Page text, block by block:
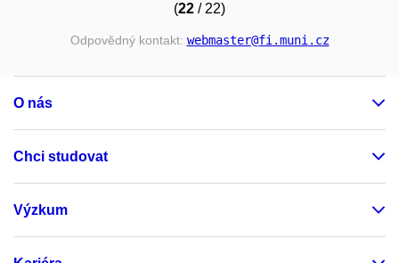
(22 / 22)
Odpovědný kontakt: webmaster@fi.muni.cz
O nás
Chci studovat
Výzkum